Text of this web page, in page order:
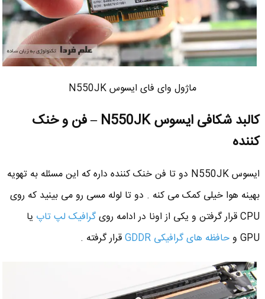
ماژول وای فای ایسوس N550JK
کالبد شکافی ایسوس N550JK – فن و خنک
کننده
ایسوس N550JK دو تا فن خنک کننده داره که این مسئله به تهویه
بهینه هوا خیلی کمک می کنه . دو تا لوله مسی رو می بینید که روی
CPU قرار گرفتن و یکی از اونا در ادامه روی
گرافیک لپ تاپ یا
GPU و
حافظه های گرافیکی GDDR قرار گرفته .